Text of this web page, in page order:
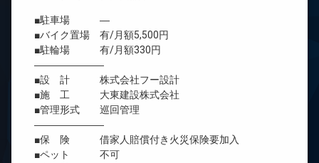
■駐車場 ―
■バイク置場 有/月額5,500円
■駐輪場 有/月額330円
―――――――
■設 計 株式会社フー設計
■施 工 大東建設株式会社
■管理形式 巡回管理
―――――――
■保 険 借家人賠償付き火災保険要加入
■ペット 不可